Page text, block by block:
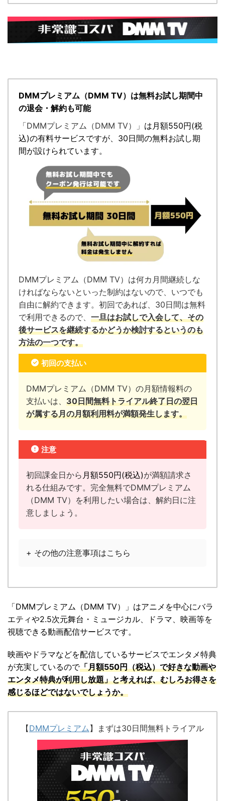
DMMプレミアム（DMM TV）は無料お試し期間中
の退会・解約も可能
「DMMプレミアム（DMM TV）」 は月額550円(税
込)の有料サービスですが、 30日間の無料お試し期
間が設けられています。
DMMプレミアム（DMM TV）は何カ月間継続しな
ければならないといった制約はないので、いつでも
自由に解約できます。 初回であれば、30日間は無料
で利用できるので、 一旦はお試しで入会して、その
後サービスを継続するかどうか検討するというのも
方法の一つです。
初回の支払い
DMMプレミアム（DMM TV）の月額情報料の
支払いは、 30日間無料トライアル終了日の翌日
が属する月の月額利用料が満額発生します。
注意
初回課金日から 月額550円(税込)が満額請求さ
れる仕組みです。完全無料でDMMプレミアム
（DMM TV）を利用したい場合は、解約日に注
意しましょう。
+ その他の注意事項はこちら
「DMMプレミアム（DMM TV） 」はアニメを中心にバラ
エティや2.5次元舞台・ミュージカル、ドラマ、映画等を
視聴できる動画配信サービスです。
映画やドラマなどを配信しているサービスでエンタメ特典
が充実しているので「月額550円（税込）で好きな動画や
エンタメ特典が利用し放題」と考えれば、むしろお得さを
感じるほどではないでしょうか。
【DMMプレミアム 】まずは30日間無料トライアル